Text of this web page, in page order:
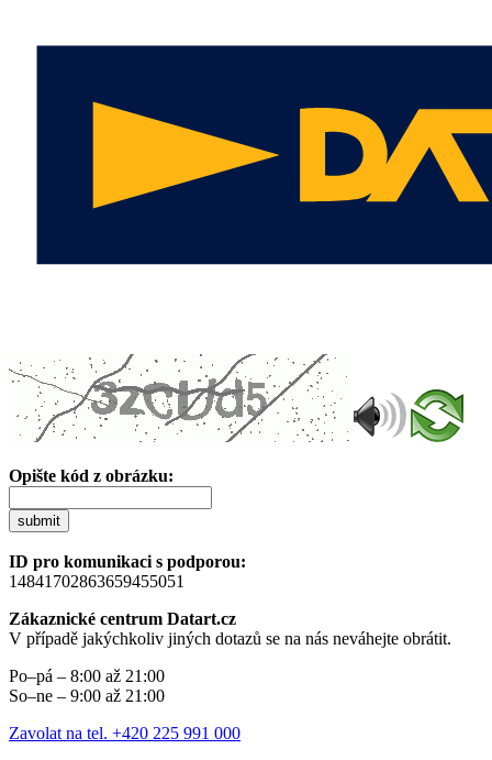
Opište kód z obrázku:
submit
ID pro komunikaci s podporou:
14841702863659455051
Zákaznické centrum Datart.cz
V případě jakýchkoliv jiných dotazů se na nás neváhejte obrátit.
Po–pá – 8:00 až 21:00
So–ne – 9:00 až 21:00
Zavolat na tel. +420 225 991 000